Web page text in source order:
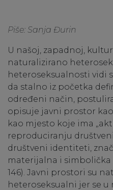
Piše: Sanja Đurin
U našoj, zapadnoj,
naturalizirano
heteroseksualnosti vidi
da stalno iz početka
određeni način,
opisuje javni prostor
kao mjesto koje ima
reproduciranju
društveni identiteti,
materijalna i simbolička
146). Javni prostori su
heteroseksualni jer se